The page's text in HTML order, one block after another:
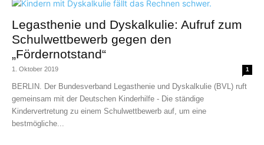
Legasthenie und Dyskalkulie: Aufruf zum
Schulwettbewerb gegen den
„Fördernotstand“
1. Oktober 2019 1
BERLIN. Der Bundesverband Legasthenie und Dyskalkulie (BVL) ruft
gemeinsam mit der Deutschen Kinderhilfe - Die ständige
Kindervertretung zu einem Schulwettbewerb auf, um eine
bestmögliche...